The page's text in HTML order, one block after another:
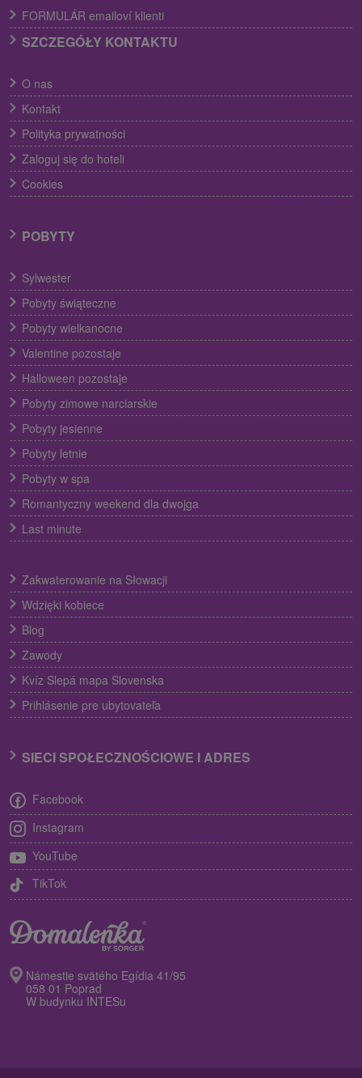
FORMULÁR emailoví klienti
SZCZEGÓŁY KONTAKTU
O nas
Kontakt
Polityka prywatności
Zaloguj się do hoteli
Cookies
POBYTY
Sylwester
Pobyty świąteczne
Pobyty wielkanocne
Valentine pozostaje
Halloween pozostaje
Pobyty zimowe narciarskie
Pobyty jesienne
Pobyty letnie
Pobyty w spa
Romantyczny weekend dla dwojga
Last minute
Zakwaterowanie na Słowacji
Wdzięki kobiece
Blog
Zawody
Kvíz Slepá mapa Slovenska
Prihlásenie pre ubytovateľa
SIECI SPOŁECZNOŚCIOWE I ADRES
Facebook
Instagram
YouTube
TikTok
Námestie svätého Egídia 41/95
058 01 Poprad
W budynku INTESu